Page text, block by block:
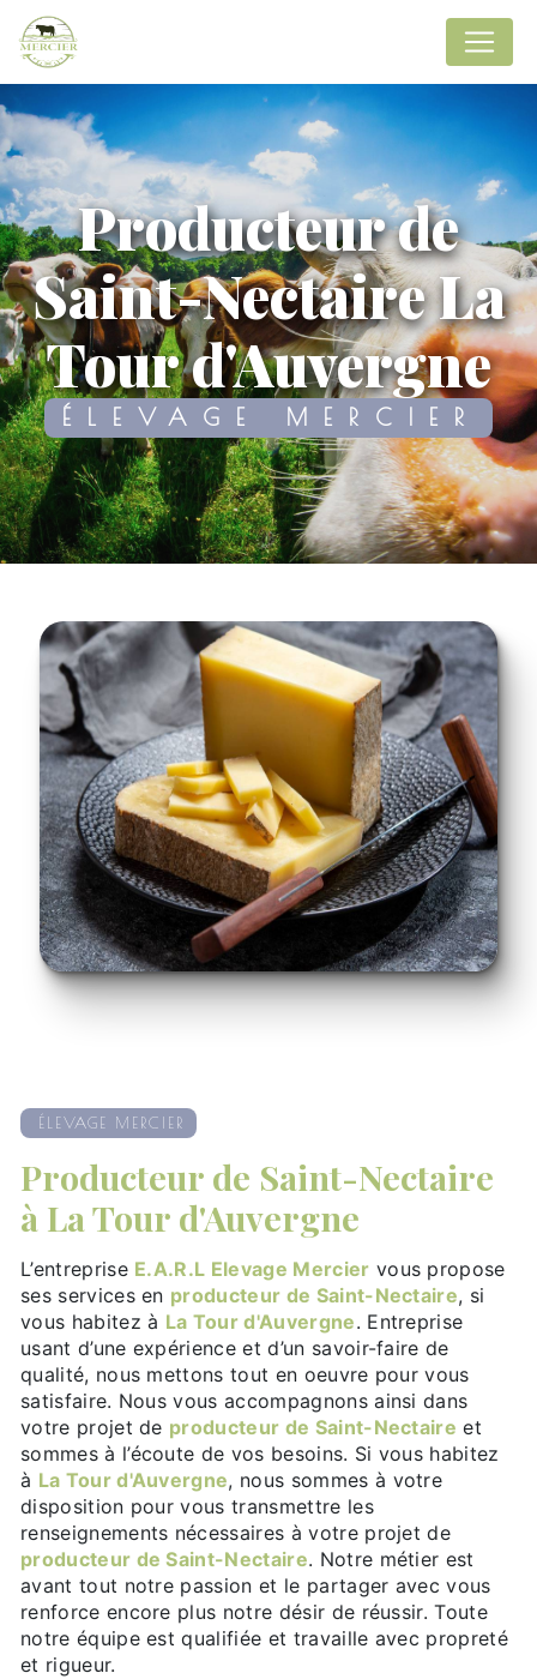
producteur de
Saint-Nectaire La
Tour d'Auvergne
ÉLEVAGE MERCIER
ÉLEVAGE MERCIER
producteur de Saint-Nectaire
à La Tour d'Auvergne
L’entreprise E.A.R.L Elevage Mercier vous propose
ses services en producteur de Saint-Nectaire, si
vous habitez à La Tour d'Auvergne. Entreprise
usant d’une expérience et d’un savoir-faire de
qualité, nous mettons tout en oeuvre pour vous
satisfaire. Nous vous accompagnons ainsi dans
votre projet de producteur de Saint-Nectaire et
sommes à l’écoute de vos besoins. Si vous habitez
à La Tour d'Auvergne, nous sommes à votre
disposition pour vous transmettre les
renseignements nécessaires à votre projet de
producteur de Saint-Nectaire. Notre métier est
avant tout notre passion et le partager avec vous
renforce encore plus notre désir de réussir. Toute
notre équipe est qualifiée et travaille avec propreté
et rigueur.
Panneau de gestion des cookies